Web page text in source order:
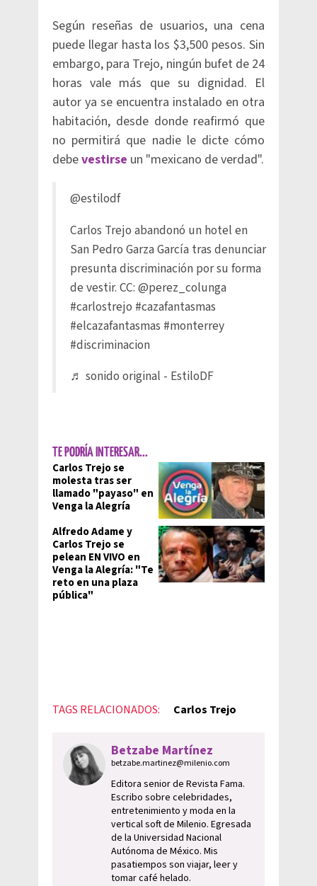
Según reseñas de usuarios, una cena
puede llegar hasta los $3,500 pesos. Sin
embargo, para Trejo, ningún bufet de 24
horas vale más que su dignidad. El
autor ya se encuentra instalado en otra
habitación, desde donde reafirmó que
no permitirá que nadie le dicte cómo
debevestirse un "mexicano de verdad".
@estilodf
Carlos Trejo abandonó un hotel en
San Pedro Garza García tras denunciar
presunta discriminación por su forma
de vestir. CC: @perez_colunga
#carlostrejo #cazafantasmas
#elcazafantasmas #monterrey
#discriminacion
♬ sonido original - EstiloDF
TE PODRÍA INTERESAR...
Carlos Trejo se
molesta tras ser
llamado "payaso" en
Venga la Alegría
Alfredo Adame y
Carlos Trejo se
pelean EN VIVO en
Venga la Alegría: "Te
reto en una plaza
pública"
TAGS RELACIONADOS: Carlos Trejo
Betzabe Martínez
betzabe.martinez@milenio.com
Editora senior de Revista Fama.
Escribo sobre celebridades,
entretenimiento y moda en la
vertical soft de Milenio. Egresada
de la Universidad Nacional
Autónoma de México. Mis
pasatiempos son viajar, leer y
tomar café helado.